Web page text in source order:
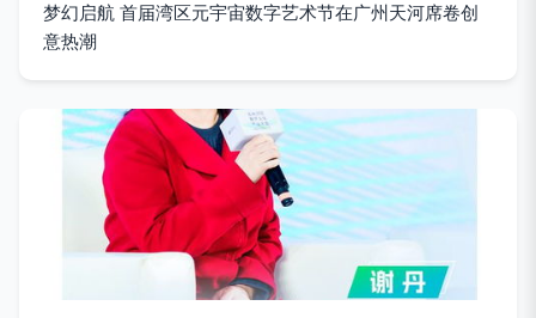
梦幻启航 首届湾区元宇宙数字艺术节在广州天河席卷创
意热潮